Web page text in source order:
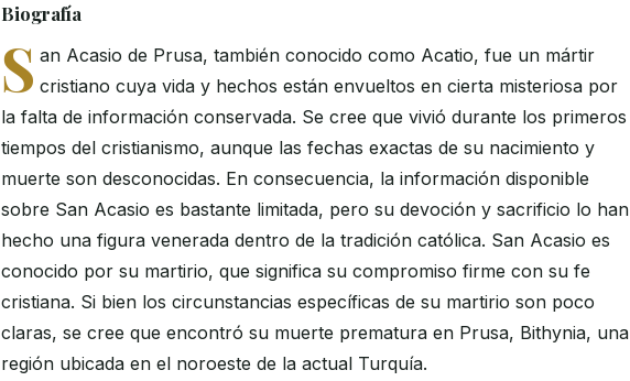
Biografía
S an Acasio de Prusa, también conocido como Acatio, fue un mártir
cristiano cuya vida y hechos están envueltos en cierta misteriosa por
la falta de información conservada. Se cree que vivió durante los primeros
tiempos del cristianismo, aunque las fechas exactas de su nacimiento y
muerte son desconocidas. En consecuencia, la información disponible
sobre San Acasio es bastante limitada, pero su devoción y sacrificio lo han
hecho una figura venerada dentro de la tradición católica. San Acasio es
conocido por su martirio, que significa su compromiso firme con su fe
cristiana. Si bien los circunstancias específicas de su martirio son poco
claras, se cree que encontró su muerte prematura en Prusa, Bithynia, una
región ubicada en el noroeste de la actual Turquía.